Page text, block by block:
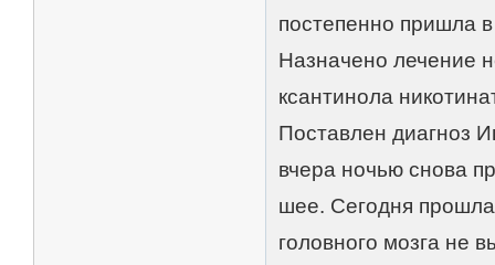
постепенно пришла
Назначено лечение
ксантинола
Поставлен диагноз
вчера ночью снова
шее. Сегодня
головного мозга не